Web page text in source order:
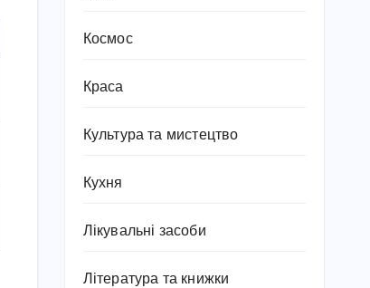
Космос
Краса
Культура та мистецтво
Кухня
Лікувальні засоби
Література та книжки